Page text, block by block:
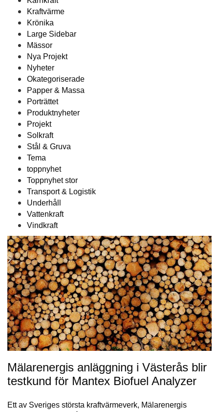
Kraftvärme
Krönika
Large Sidebar
Mässor
Nya Projekt
Nyheter
Okategoriserade
Papper & Massa
Porträttet
Produktnyheter
Projekt
Solkraft
Stål & Gruva
Tema
toppnyhet
Toppnyhet stor
Transport & Logistik
Underhåll
Vattenkraft
Vindkraft
Mälarenergis anläggning i Västerås blir
testkund för Mantex Biofuel Analyzer
Ett av Sveriges största kraftvärmeverk, Mälarenergis